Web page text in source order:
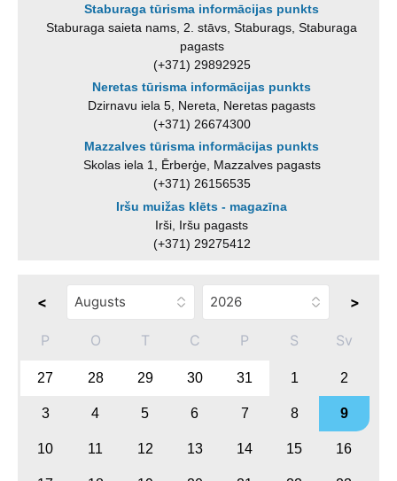
Staburaga tūrisma informācijas punkts
Staburaga saieta nams, 2. stāvs, Staburags, Staburaga
pagasts
(+371) 29892925
Neretas tūrisma informācijas punkts
Dzirnavu iela 5, Nereta, Neretas pagasts
(+371) 26674300
Mazzalves tūrisma informācijas punkts
Skolas iela 1, Ērberģe, Mazzalves pagasts
(+371) 26156535
Iršu muižas klēts - magazīna
Irši, Iršu pagasts
(+371) 29275412
< >
P O T C P S Sv
27 28 29 30 31 1 2
3 4 5 6 7 8 9
10 11 12 13 14 15 16